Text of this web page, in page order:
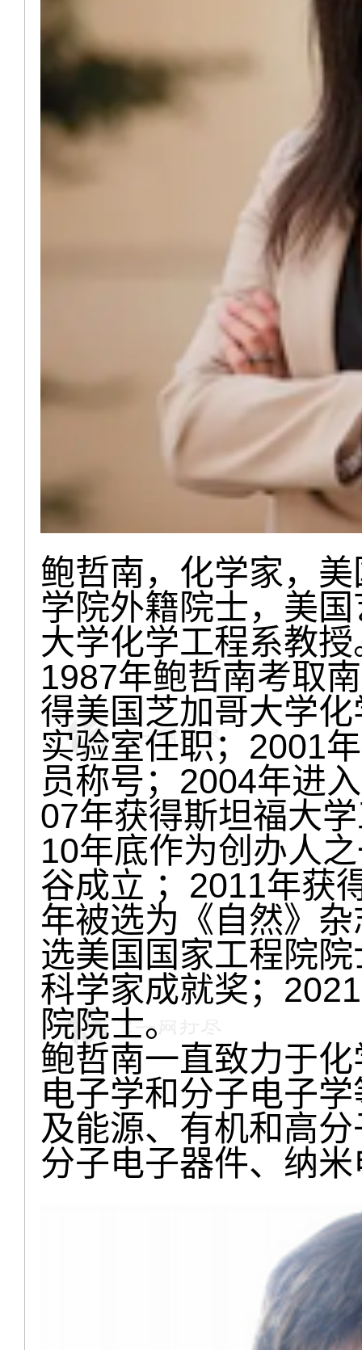
鲍哲南，化学家，
学院外籍院士，美
大学化学工程系教授
1987年鲍哲南考取
得美国芝加哥大学
实验室任职；2001
员称号；2004年进
07年获得斯坦福大
10年底作为创办人
谷成立 ；2011年获
年被选为《自然》
选美国国家工程院
科学家成就奖；
院院士。
鲍哲南一直致力于
电子学和分子电子
及能源、有机和高
分子电子器件、纳